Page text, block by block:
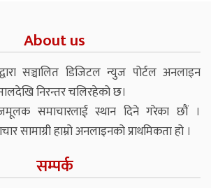
About us
सञ्चालित डिजिटल न्युज पोर्टल अनलाइन
निरन्तर चलिरहेको छ।
समाचारलाई स्थान दिने गरेका छौं ।
सामाग्री हाम्रो अनलाइनको प्राथमिकता हो ।
सम्पर्क